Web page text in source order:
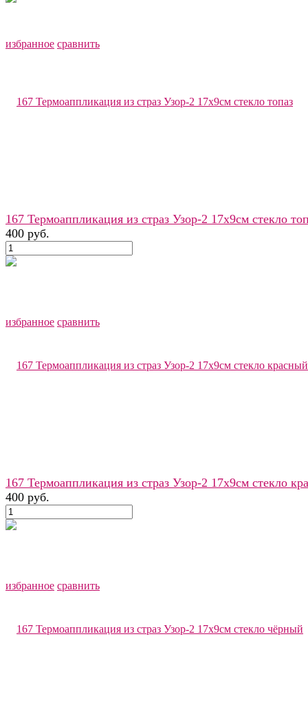
избранное сравнить
избранное сравнить
167 Термоаппликация из страз Узор-2 17х9см стекло
400 руб.
избранное сравнить
167 Термоаппликация из страз Узор-2 17х9см стекло
400 руб.